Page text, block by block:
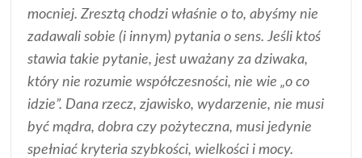
mocniej. Zresztą chodzi właśnie o to, abyśmy nie
zadawali sobie (i innym) pytania o sens. Jeśli ktoś
stawia takie pytanie, jest uważany za dziwaka,
który nie rozumie współczesności, nie wie „o co
idzie”. Dana rzecz, zjawisko, wydarzenie, nie musi
być mądra, dobra czy pożyteczna, musi jedynie
spełniać kryteria szybkości, wielkości i mocy.